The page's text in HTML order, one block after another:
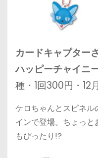
カードキャプター
ハッピーチャイニ
種・1回300円・12
ケロちゃんとスピネ
インで登場。ちょっ
もぴったり!?